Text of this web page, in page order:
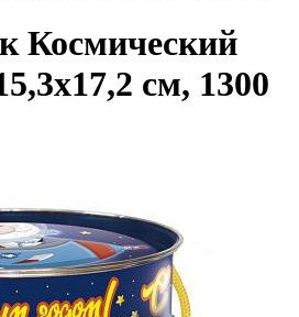
Космический
см, 1300